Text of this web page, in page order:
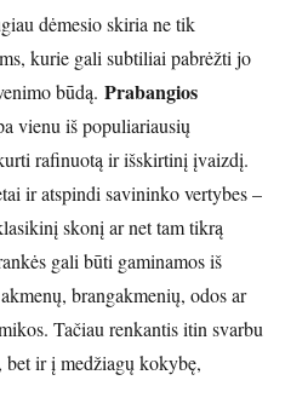
dėmesio skiria ne tik
kurie gali subtiliai pabrėžti jo
būdą.Prabangios
vienu iš populiariausių
rafinuotą ir išskirtinį įvaizdį.
ir atspindi savininko vertybes –
skonį ar net tam tikrą
gali būti gaminamos iš
brangakmenių, odos ar
Tačiau renkantis itin svarbu
ir į medžiagų kokybę,